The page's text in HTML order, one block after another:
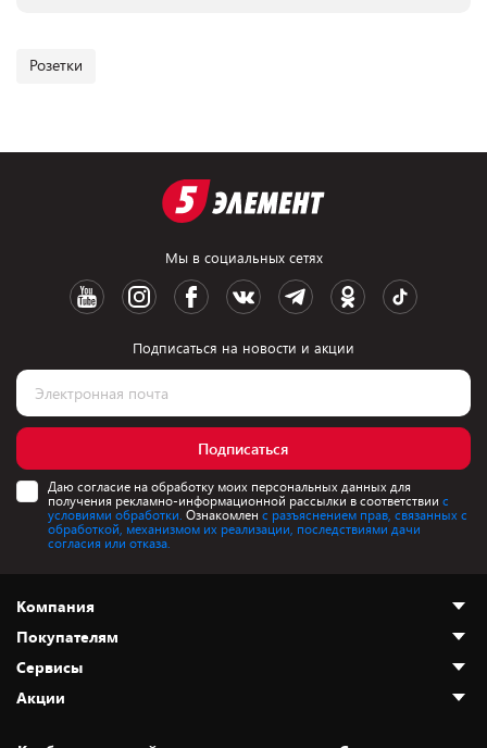
Розетки
Мы в социальных сетях
Подписаться на новости и акции
Подписаться
Даю согласие на обработку моих персональных данных для
получения рекламно-информационной рассылки в соответствии с
условиями обработки. Ознакомлен с разъяснением прав, связанных с
обработкой, механизмом их реализации, последствиями дачи
согласия или отказа.
Компания
О нас
Адреса магазинов
Новости
Статьи и обзоры
Покупателям
Как сделать заказ
Оплата и доставка
Безналичный расчёт
Сервисы
Установка техники
Акции
Скидки и промокоды